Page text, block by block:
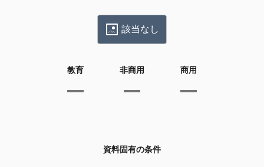
該当なし
教育 非商用 商用
資料固有の条件